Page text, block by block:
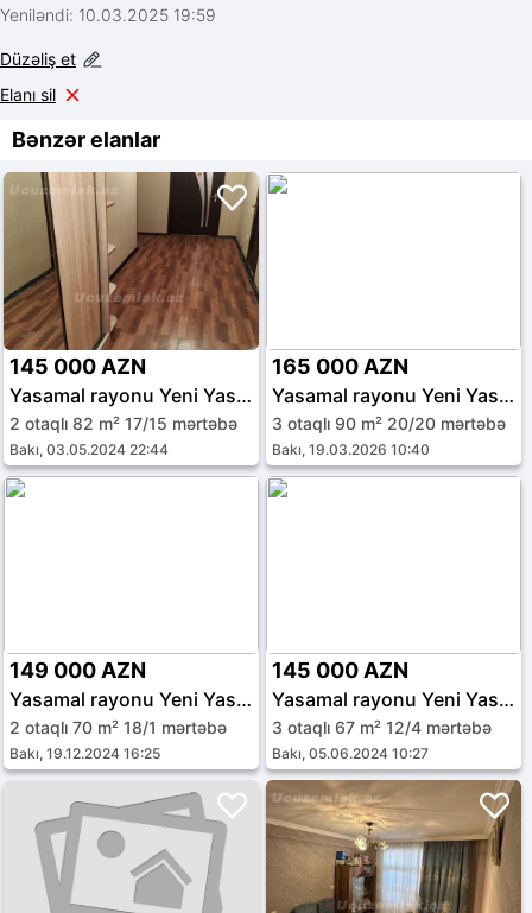
Yeniləndi: 10.03.2025 19:59
Düzəliş et
Elanı sil
Bənzər elanlar
145 000 AZN
Yasamal rayonu Yeni Yasamal qəs.
2 otaqlı 82 m² 17/15 mərtəbə
Bakı, 03.05.2024 22:44
165 000 AZN
Yasamal rayonu Yeni Yasamal qəs.
3 otaqlı 90 m² 20/20 mərtəbə
Bakı, 19.03.2026 10:40
149 000 AZN
Yasamal rayonu Yeni Yasamal qəs.
2 otaqlı 70 m² 18/1 mərtəbə
Bakı, 19.12.2024 16:25
145 000 AZN
Yasamal rayonu Yeni Yasamal qəs.
3 otaqlı 67 m² 12/4 mərtəbə
Bakı, 05.06.2024 10:27